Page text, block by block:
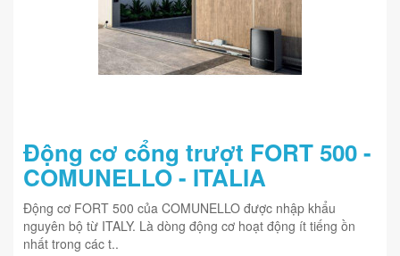
Động cơ cổng trượt FORT 500 -
COMUNELLO - ITALIA
Động cơ FORT 500 của COMUNELLO được nhập khẩu
nguyên bộ từ ITALY. Là dòng động cơ hoạt động ít tiếng ồn
nhất trong các t..